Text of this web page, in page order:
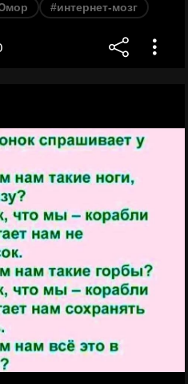
#интернет-мозг